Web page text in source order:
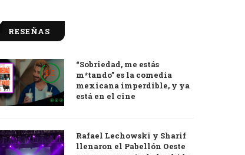
RESEÑAS
9.0
“Sobriedad, me estás
m*tando” es la comedia
mexicana imperdible, y ya
está en el cine
Rafael Lechowski y Sharif
llenaron el Pabellón Oeste